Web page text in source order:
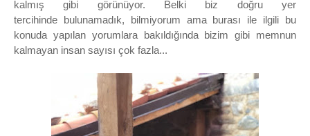
kalmış gibi görünüyor. Belki biz doğru yer
tercihinde bulunamadık, bilmiyorum ama burası ile ilgili bu
konuda yapılan yorumlara bakıldığında bizim gibi memnun
kalmayan insan sayısı çok fazla...